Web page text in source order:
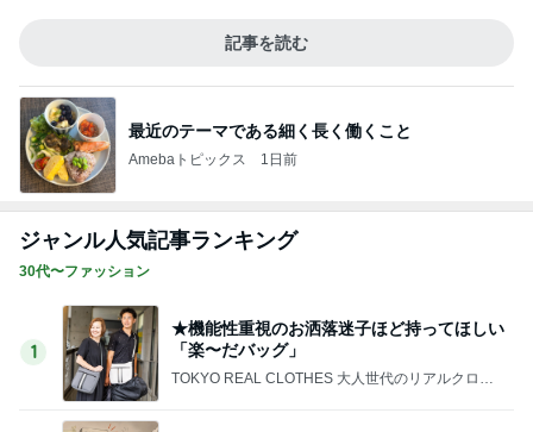
記事を読む
最近のテーマである細く長く働くこと
Amebaトピックス 1日前
ジャンル人気記事ランキング
30代〜ファッション
1
★機能性重視のお洒落迷子ほど持ってほしい
「楽〜だバッグ」
TOKYO REAL CLOTHES 大人世代のリアルクロー